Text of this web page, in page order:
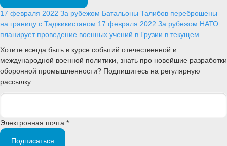
17 февраля 2022 За рубежом Батальоны Талибов переброшены
на границу с Таджикистаном 17 февраля 2022 За рубежом НАТО
планирует проведение военных учений в Грузии в текущем ...
Хотите всегда быть в курсе событий отечественной и
международной военной политики, знать про новейшие разработки
оборонной промышленности? Подпишитесь на регулярную
рассылку
Электронная почта *
Подписаться